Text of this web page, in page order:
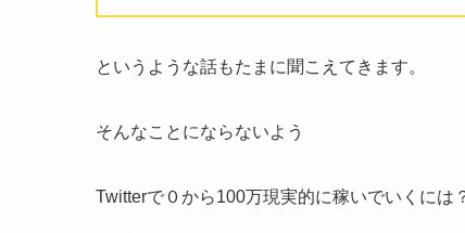
というような話もたまに聞こえてきます。
そんなことにならないよう
Twitterで０から100万現実的に稼いでいくには